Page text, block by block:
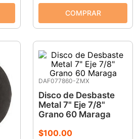
DAF077860-ZMX
Disco de Desbaste
Metal 7" Eje 7/8"
Grano 60 Maraga
$100.00